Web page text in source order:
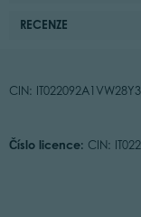
RECENZE
CIN:
Číslo licence: CIN: